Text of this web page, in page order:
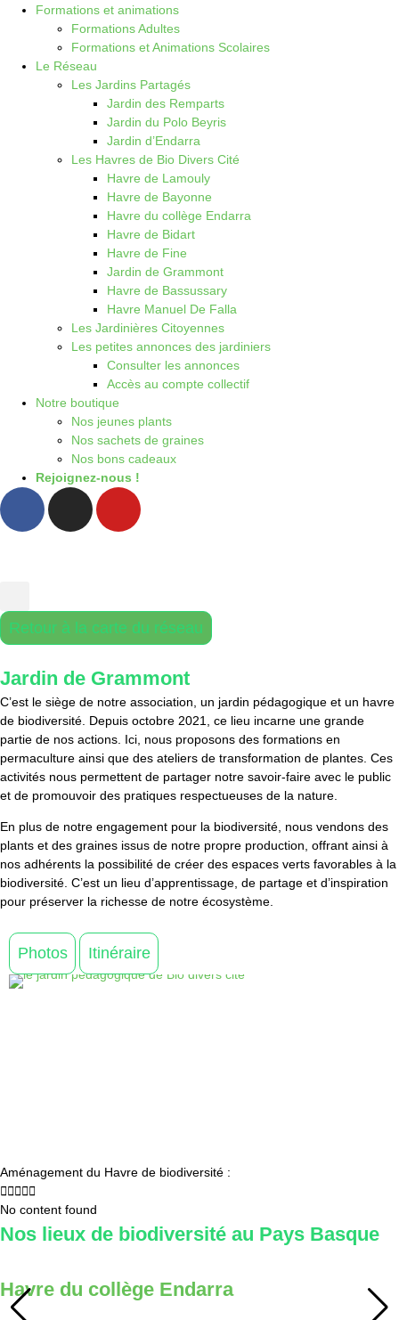
Formations et animations
Formations Adultes
Formations et Animations Scolaires
Le Réseau
Les Jardins Partagés
Jardin des Remparts
Jardin du Polo Beyris
Jardin d’Endarra
Les Havres de Bio Divers Cité
Havre de Lamouly
Havre de Bayonne
Havre du collège Endarra
Havre de Bidart
Havre de Fine
Jardin de Grammont
Havre de Bassussary
Havre Manuel De Falla
Les Jardinières Citoyennes
Les petites annonces des jardiniers
Consulter les annonces
Accès au compte collectif
Notre boutique
Nos jeunes plants
Nos sachets de graines
Nos bons cadeaux
Rejoignez-nous !
Retour à la carte du réseau
Jardin de Grammont
C’est le siège de notre association, un jardin pédagogique et un havre
de biodiversité. Depuis octobre 2021, ce lieu incarne une grande
partie de nos actions. Ici, nous proposons des formations en
permaculture ainsi que des ateliers de transformation de plantes. Ces
activités nous permettent de partager notre savoir-faire avec le public
et de promouvoir des pratiques respectueuses de la nature.
En plus de notre engagement pour la biodiversité, nous vendons des
plants et des graines issus de notre propre production, offrant ainsi à
nos adhérents la possibilité de créer des espaces verts favorables à la
biodiversité. C’est un lieu d’apprentissage, de partage et d’inspiration
pour préserver la richesse de notre écosystème.
Photos Itinéraire
Aménagement du Havre de biodiversité :

No content found
Nos lieux de biodiversité au Pays Basque
Havre du collège Endarra